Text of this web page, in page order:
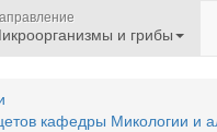
и грибы
кафедры Микологии и